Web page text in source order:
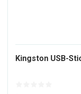
Kingston USB-